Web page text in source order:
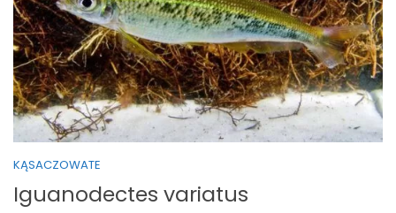
KĄSACZOWATE
Iguanodectes variatus